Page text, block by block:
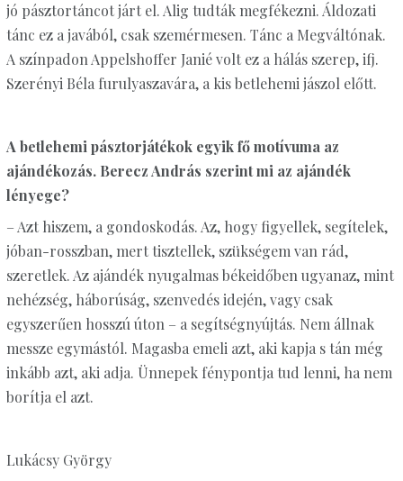
jó pásztortáncot járt el. Alig tudták megfékezni. Áldozati
tánc ez a javából, csak szemérmesen. Tánc a Megváltónak.
A színpadon Appelshoffer Janié volt ez a hálás szerep, ifj.
Szerényi Béla furulyaszavára, a kis betlehemi jászol előtt.
A betlehemi pásztorjátékok egyik fő motívuma az
ajándékozás. Berecz András szerint mi az ajándék
lényege?
– Azt hiszem, a gondoskodás. Az, hogy figyellek, segítelek,
jóban-rosszban, mert tisztellek, szükségem van rád,
szeretlek. Az ajándék nyugalmas békeidőben ugyanaz, mint
nehézség, háborúság, szenvedés idején, vagy csak
egyszerűen hosszú úton – a segítségnyújtás. Nem állnak
messze egymástól. Magasba emeli azt, aki kapja s tán még
inkább azt, aki adja. Ünnepek fénypontja tud lenni, ha nem
borítja el azt.
Lukácsy György